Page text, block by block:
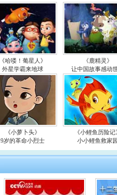
《哈喽！葡星人》
外星学霸来地球
《鹿精灵》
让中国故事感动
《小萝卜头》
9岁的革命小烈士
《小鲤鱼历险
小小鲤鱼救家